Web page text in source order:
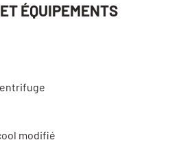
ÉQUIPEMENTS
modifié